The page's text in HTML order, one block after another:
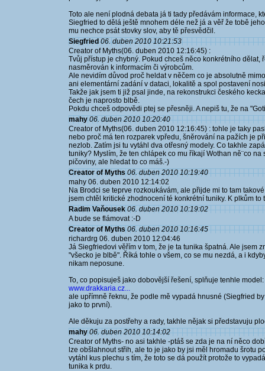
Toto ale není plodná debata já ti tady předávám informace,
Siegfried to dělá ještě mnohem déle než já a věř že tobě
mu nechce psát stovky slov, aby tě přesvědčil.
Siegfried 06. duben 2010 10:21:53
Creator of Myths(06. duben 2010 12:16:45) :
Tvůj přístup je chybný. Pokud chceš něco konkrétního
nasměrován k informacím či výrobcům.
Ale nevidím důvod proč heldat v něčem co je absolutně
ani elementární zadání v dataci, lokalitě a spol postavení
Takže jak jsem ti již psal jinde, na rekonstrukci českého
čech je naprosto blbě.
Pokdu chceš odpovědi ptej se přesněji. A nepiš tu, že na
mahy 06. duben 2010 10:20:40
Creator of Myths(06. duben 2010 12:16:45) : tohle je taky
nebo proč má ten rozparek vpředu, šněrování na pažích je
nezlob. Zatím jsi tu vytáhl dva otřesný modely. Co takhle
tuniky? Myslím, že ten chlápek co mu říkají Wothan ně¨co
pičoviny, ale hledat to co máš.-)
Creator of Myths 06. duben 2010 10:19:40
mahy 06. duben 2010 12:14:02
Na Brodci se teprve rozkoukávám, ale přijde mi to tam
jsem chtěl kritické zhodnocení té konkrétní tuniky. K plkům
Radim Vaňousek 06. duben 2010 10:19:02
A bude se flámovat :-D
Creator of Myths 06. duben 2010 10:16:45
richardrg 06. duben 2010 12:04:46
Já Siegfriedovi věřím v tom, že je ta tunika špatná. Ale jsem
"všecko je blbě". Říká tohle o všem, co se mu nezdá, a i
nikam neposune.
To, co popisuješ jako dobovější řešení, splňuje tenhle model:
www.drakkaria.cz...
ale upřímně řeknu, že podle mě vypadá hnusné (Siegfried
jako to první).
Ale děkuju za postřehy a rady, takhle nějak si představuju
mahy 06. duben 2010 10:14:02
Creator of Myths- no asi takhle -ptáš se zda je na ní něco
lze obšlahnout střih, ale to je jako by jsi měl hromadu šrotu
vytáhl kus plechu s tím, že toto se dá použít protože to
tunika k prdu.